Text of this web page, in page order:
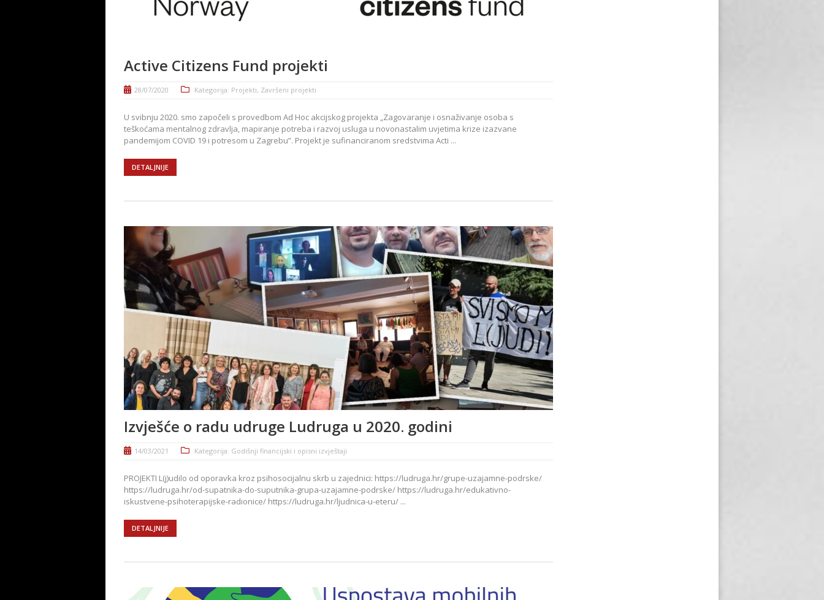
Active Citizens Fund projekti
28/07/2020 Kategorija: Projekti, Završeni projekti
U svibnju 2020. smo započeli s provedbom Ad Hoc akcijskog projekta „Zagovaranje i osnaživanje osoba s
teškoćama mentalnog zdravlja, mapiranje potreba i razvoj usluga u novonastalim uvjetima krize izazvane
pandemijom COVID 19 i potresom u Zagrebu”. Projekt je sufinanciranom sredstvima Acti ...
DETALJNIJE
Izvješće o radu udruge Ludruga u 2020. godini
14/03/2021 Kategorija: Godišnji financijski i opisni izvještaji
PROJEKTI L(j)udilo od oporavka kroz psihosocijalnu skrb u zajednici: https://ludruga.hr/grupe-uzajamne-podrske/
https://ludruga.hr/od-supatnika-do-suputnika-grupa-uzajamne-podrske/ https://ludruga.hr/edukativno-
iskustvene-psihoterapijske-radionice/ https://ludruga.hr/ljudnica-u-eteru/ ...
DETALJNIJE